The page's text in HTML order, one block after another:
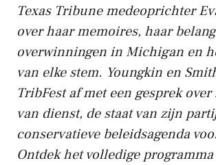
Texas Tribune medeoprichter
over haar memoires, haar
overwinningen in Michigan en
van elke stem. Youngkin en
TribFest af met een gesprek
van dienst, de staat van zijn
conservatieve beleidsagenda
Ontdek het volledige